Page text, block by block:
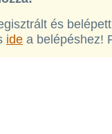
és
ide a belépéshez!